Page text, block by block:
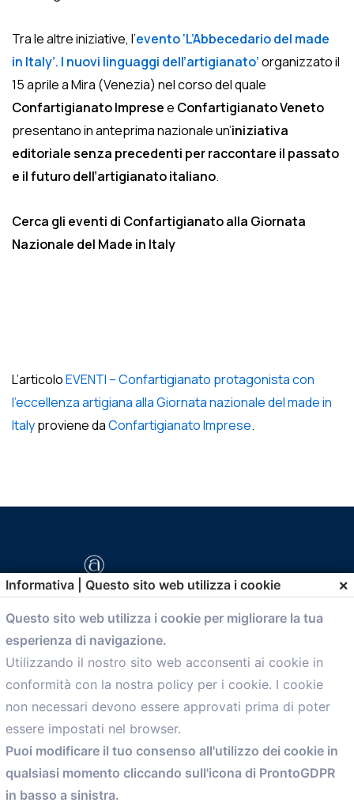
Tra le altre iniziative, l’evento ‘L’Abbecedario del made
in Italy’. I nuovi linguaggi dell’artigianato’organizzato il
15 aprile a Mira (Venezia) nel corso del quale
Confartigianato Impresee Confartigianato Veneto
presentano in anteprima nazionale un’iniziativa
editoriale senza precedenti per raccontare il passato
e il futuro dell’artigianato italiano.
Cerca gli eventi di Confartigianato alla Giornata
Nazionale del Made in Italy
L’articoloEVENTI – Confartigianato protagonista con
l’eccellenza artigiana alla Giornata nazionale del made in
Italyproviene daConfartigianato Imprese.
comunicazione@confartigianato.bo.it
Menù
Home
Servizi
Convenzioni
Voce delle Nostre aziende
Informativa | Questo sito web utilizza i cookie ×
Questo sito web utilizza i cookie per migliorare la tua
esperienza di navigazione.
Utilizzando il nostro sito web acconsenti ai cookie in
conformità con la nostra policy per i cookie. I cookie
non necessari devono essere approvati prima di poter
essere impostati nel browser.
Puoi modificare il tuo consenso all'utilizzo dei cookie in
qualsiasi momento cliccando sull'icona di ProntoGDPR
in basso a sinistra.